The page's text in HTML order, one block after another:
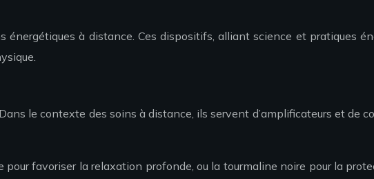
à distance. Ces dispositifs, alliant science et pratiques
le contexte des soins à distance, ils servent d’amplificateurs et de
favoriser la relaxation profonde, ou la tourmaline noire pour la